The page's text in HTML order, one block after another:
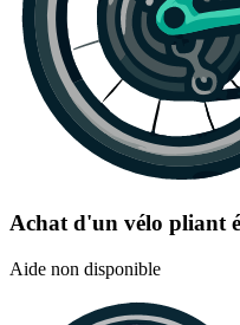
Achat d'un vélo pliant
Aide non disponible